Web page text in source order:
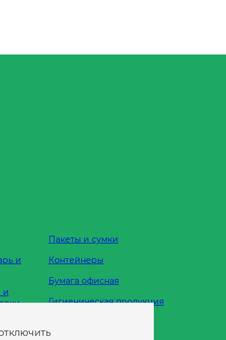
и
и
Пакеты и сумки
Контейнеры
Бумага офисная
Гигиеническая продукция